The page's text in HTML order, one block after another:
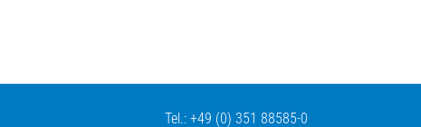
Tel.: +49 (0) 351 88585-0